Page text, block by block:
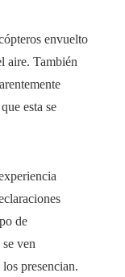
envuelto
aire. También
esta se
de
ven
presencian.